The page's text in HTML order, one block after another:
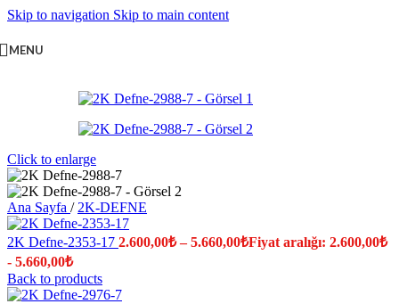
Skip to navigation Skip to main content
MENU
Click to enlarge
Ana Sayfa / 2K-DEFNE
2K Defne-2353-17 2.600,00₺ –5.660,00₺Fiyat aralığı: 2.600,00₺
- 5.660,00₺
Back to products